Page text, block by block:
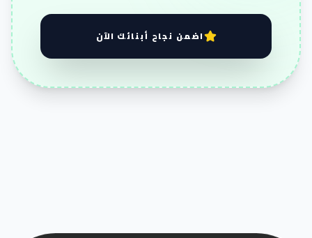
اضمن نجاح أبنائك الآن